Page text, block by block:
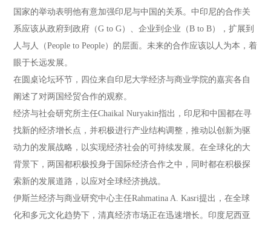
国家的举动表明他有意加强印尼与中国的关系。中印尼的合作关
系应该从政府到政府（G to G）、企业到企业（B to B），扩展到
人与人（People to People）的层面。未来的合作应该以人为本，着
眼于长远发展。
在圆桌论坛环节，四位来自印尼大学经济与商业学院的嘉宾各自
阐述了对两国经贸合作的观察。
经济与社会研究所主任Chaikal Nuryakin指出，印尼和中国都在寻
找新的经济增长点，并积极进行产业结构调整，推动以创新为驱
动力的发展战略，以实现经济社会的可持续发展。在全球化的大
背景下，两国都积极投身于国际经济合作之中，同时都在积极探
索新的发展道路，以应对全球经济挑战。
伊斯兰经济与商业研究中心主任Rahmatina A. Kasri提出，在全球
化和多元文化趋势下，清真经济市场正在迅速增长。印度尼西亚